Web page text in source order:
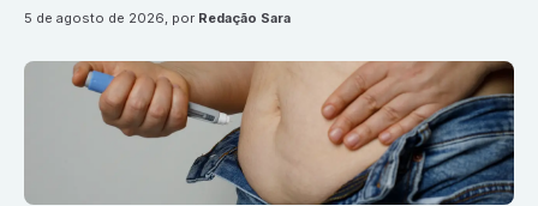
5 de agosto de 2026, por Redação Sara